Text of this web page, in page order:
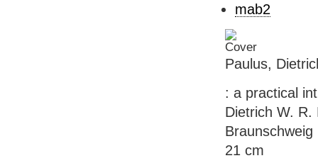
mab2
Paulus,
: a practical
Dietrich W.
21 cm